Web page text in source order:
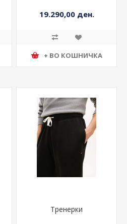
19.290,00 ден.
+ ВО КОШНИЧКА
Тренерки